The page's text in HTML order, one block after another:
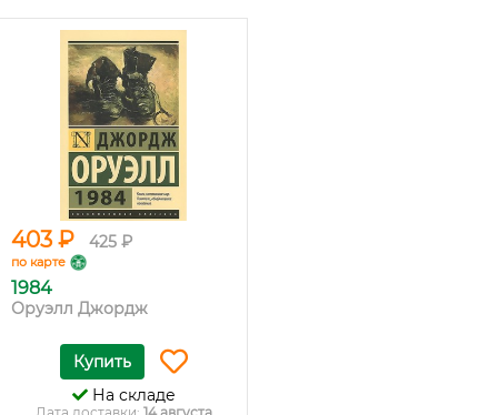
403 ₽ 425 ₽
по карте
1984
Оруэлл Джордж
Купить
На складе